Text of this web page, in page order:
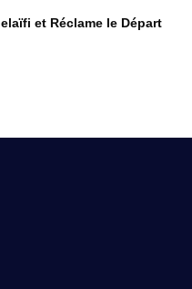
et Réclame le Départ